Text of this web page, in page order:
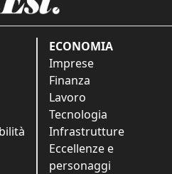
ECONOMIA
Imprese
Finanza
Lavoro
Tecnologia
Infrastrutture
Eccellenze e
personaggi